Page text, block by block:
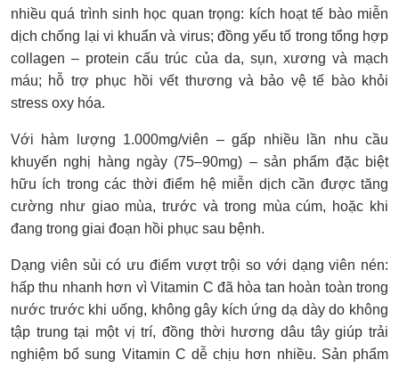
nhiều quá trình sinh học quan trọng: kích hoạt tế bào miễn
dịch chống lại vi khuẩn và virus; đồng yếu tố trong tổng hợp
collagen – protein cấu trúc của da, sụn, xương và mạch
máu; hỗ trợ phục hồi vết thương và bảo vệ tế bào khỏi
stress oxy hóa.
Với hàm lượng 1.000mg/viên – gấp nhiều lần nhu cầu
khuyến nghị hàng ngày (75–90mg) – sản phẩm đặc biệt
hữu ích trong các thời điểm hệ miễn dịch cần được tăng
cường như giao mùa, trước và trong mùa cúm, hoặc khi
đang trong giai đoạn hồi phục sau bệnh.
Dạng viên sủi có ưu điểm vượt trội so với dạng viên nén:
hấp thu nhanh hơn vì Vitamin C đã hòa tan hoàn toàn trong
nước trước khi uống, không gây kích ứng dạ dày do không
tập trung tại một vị trí, đồng thời hương dâu tây giúp trải
nghiệm bổ sung Vitamin C dễ chịu hơn nhiều. Sản phẩm